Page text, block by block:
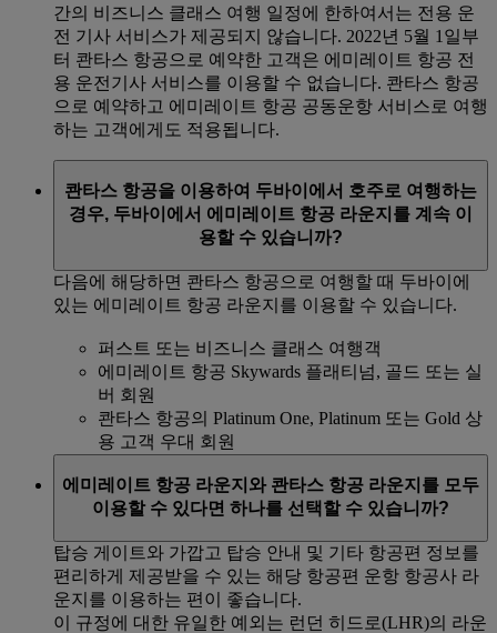
간의 비즈니스 클래스 여행 일정에 한하여서는 전용 운
전 기사 서비스가 제공되지 않습니다. 2022년 5월 1일부
터 콴타스 항공으로 예약한 고객은 에미레이트 항공 전
용 운전기사 서비스를 이용할 수 없습니다. 콴타스 항공
으로 예약하고 에미레이트 항공 공동운항 서비스로 여행
하는 고객에게도 적용됩니다.
콴타스 항공을 이용하여 두바이에서 호주로 여행하는
경우, 두바이에서 에미레이트 항공 라운지를 계속 이
용할 수 있습니까?
다음에 해당하면 콴타스 항공으로 여행할 때 두바이에
있는 에미레이트 항공 라운지를 이용할 수 있습니다.
퍼스트 또는 비즈니스 클래스 여행객
에미레이트 항공 Skywards 플래티넘, 골드 또는 실
버 회원
콴타스 항공의 Platinum One, Platinum 또는 Gold 상
용 고객 우대 회원
에미레이트 항공 라운지와 콴타스 항공 라운지를 모두
이용할 수 있다면 하나를 선택할 수 있습니까?
탑승 게이트와 가깝고 탑승 안내 및 기타 항공편 정보를
편리하게 제공받을 수 있는 해당 항공편 운항 항공사 라
운지를 이용하는 편이 좋습니다.
이 규정에 대한 유일한 예외는 런던 히드로(LHR)의 라운